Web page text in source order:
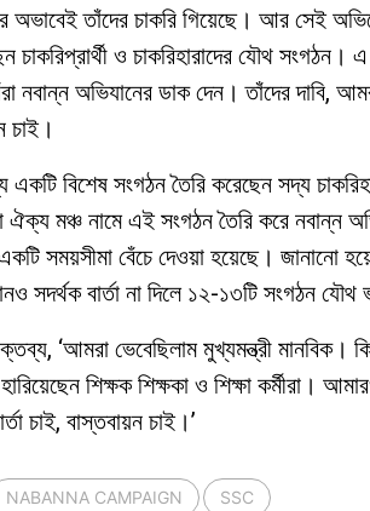
অভাবেই তাঁদের চাকরি গিয়েছে। আর সেই
চাকরিপ্রার্থী ও চাকরিহারাদের যৌথ সংগঠন।
নবান্ন অভিযানের ডাক দেন। তাঁদের দাবি,
চাই।
বিশেষ সংগঠন তৈরি করেছেন সদ্য
ঐক্য মঞ্চ নামে এই সংগঠন তৈরি করে নবান্ন
সময়সীমা বেঁচে দেওয়া হয়েছে। জানানো
সদর্থক বার্তা না দিলে ১২-১৩টি সংগঠন
‘আমরা ভেবেছিলাম মুখ্যমন্ত্রী মানবিক।
হারিয়েছেন শিক্ষক শিক্ষকা ও শিক্ষা কর্মীরা।
চাই, বাস্তবায়ন চাই।’
NABANNA CAMPAIGN SSC